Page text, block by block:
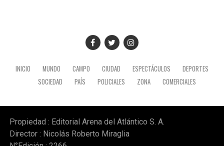
INICIO MUNDO CAMPO CIUDAD ESPECTÁCULOS
DEPORTES
SOCIEDAD
PAÍS POLICIALES ZONA COMERCIALES
Propiedad : Editorial Arena del Atlántico S. A.
Director : Nicolás Roberto Miraglia